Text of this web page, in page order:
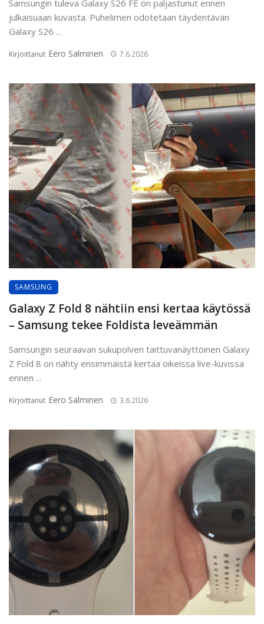
Samsungin tuleva Galaxy S26 FE on paljastunut ennen
julkaisuaan kuvasta. Puhelimen odotetaan täydentävän
Galaxy S26 ...
Kirjoittanut Eero Salminen 7.6.2026
SAMSUNG
Galaxy Z Fold 8 nähtiin ensi kertaa käytössä
– Samsung tekee Foldista leveämmän
Samsungin seuraavan sukupolven taittuvanäyttöinen Galaxy
Z Fold 8 on nähty ensimmäistä kertaa oikeissa live-kuvissa
ennen ...
Kirjoittanut Eero Salminen 3.6.2026